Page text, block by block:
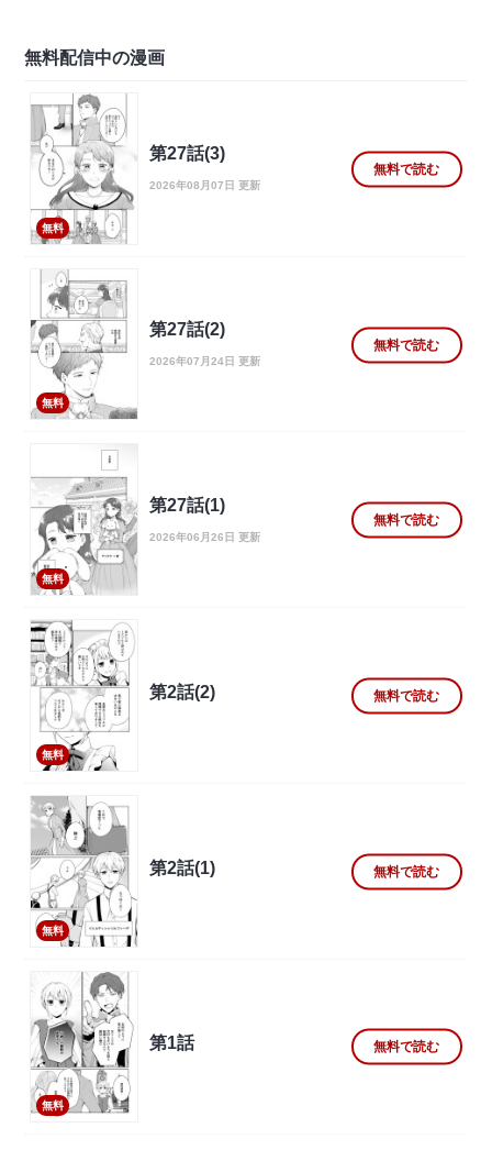
無料配信中の漫画
無料
第27話(3)
2026年08月07日 更新
無料で読む
無料
第27話(2)
2026年07月24日 更新
無料で読む
無料
第27話(1)
2026年06月26日 更新
無料で読む
無料
第2話(2) 無料で読む
無料
第2話(1) 無料で読む
無料
第1話 無料で読む